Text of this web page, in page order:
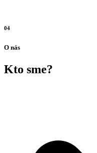
04
O nás
Kto sme?